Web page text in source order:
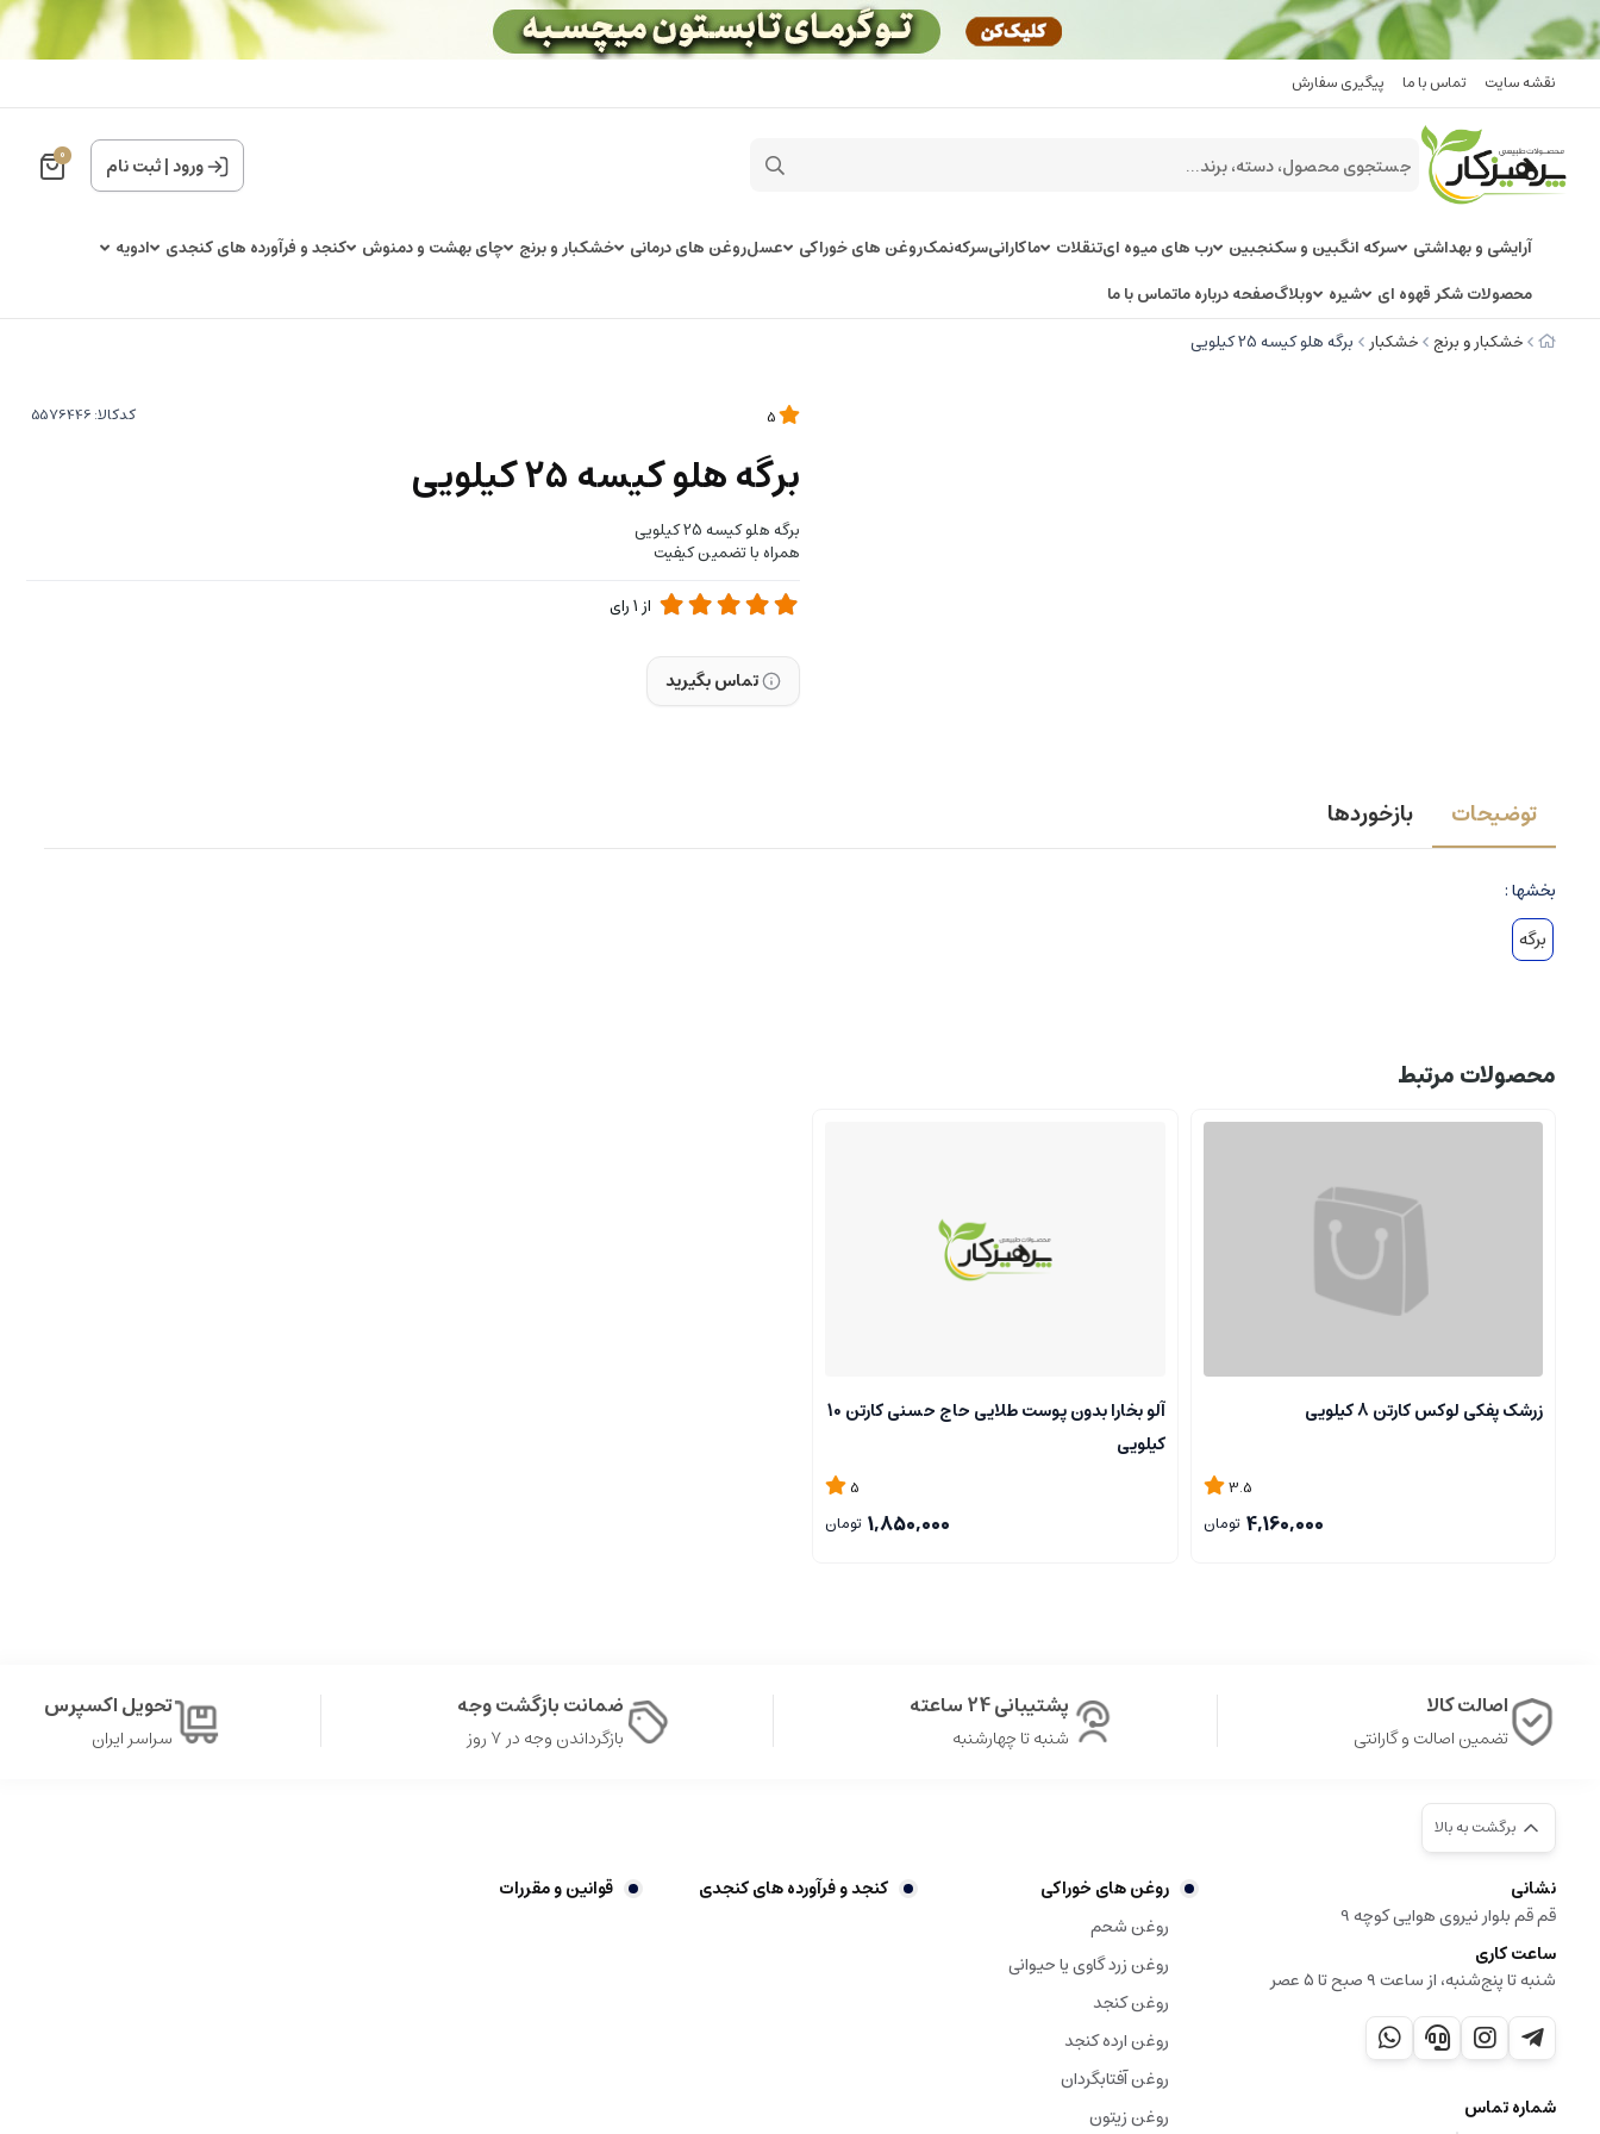
نقشه سایت تماس با ما پیگیری سفارش
ورود|ثبت نام 0
آرایشی و بهداشتی سرکه انگبین و سکنجبین رب های میوه ایتنقلات ماکارانیسرکهنمکروغن های خوراکی عسلروغن های درمانی خشکبار و برنج چای بهشت و دمنوش کنجد و فرآورده های کنجدی
ادویه
محصولات شکر قهوه ای
شیره وبلاگصفحه درباره ماتماس با ما
خشکبار و برنج خشکبار برگه هلو کیسه 25 کیلویی
کدکالا:
برگه هلو کیسه 25 کیلویی
برگه هلو کیسه 25 کیلویی
همراه با تضمین کیفیت
از1رای
تماس بگیرید
توضیحات بازخوردها
بخشها :
برگه
محصولات مرتبط
زرشک پفکی لوکس کارتن 8 کیلویی
3.5
4,160,000 تومان
آلو بخارا بدون پوست طلایی حاج حسنی کارتن 10
کیلویی
5
1,850,000 تومان
اصالت کالا
تضمین اصالت و گارانتی
پشتیبانی 24 ساعته
شنبه تا چهارشنبه
ضمانت بازگشت وجه
بازگرداندن وجه در ۷ روز
تحویل اکسپرس
سراسر ایران
برگشت به بالا
نشانی
قم قم بلوار نیروی هوایی کوچه 9
ساعت کاری
شنبه تا پنج‌شنبه، از ساعت ۹ صبح تا ۵ عصر
شماره تماس
روغن های خوراکی
روغن شحم
روغن زرد گاوی یا حیوانی
روغن کنجد
روغن ارده کنجد
روغن آفتابگردان
روغن زیتون
کنجد و فرآورده های کنجدی قوانین و مقررات